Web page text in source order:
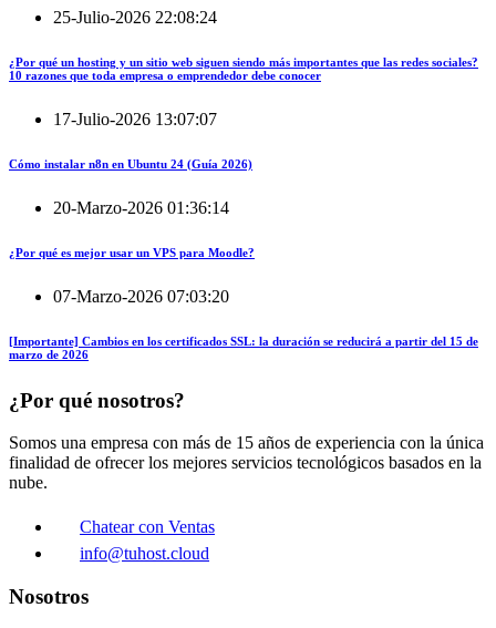
25-Julio-2026 22:08:24
¿Por qué un hosting y un sitio web siguen siendo más importantes que las redes sociales?
10 razones que toda empresa o emprendedor debe conocer
17-Julio-2026 13:07:07
Cómo instalar n8n en Ubuntu 24 (Guía 2026)
20-Marzo-2026 01:36:14
¿Por qué es mejor usar un VPS para Moodle?
07-Marzo-2026 07:03:20
[Importante] Cambios en los certificados SSL: la duración se reducirá a partir del 15 de
marzo de 2026
¿Por qué nosotros?
Somos una empresa con más de 15 años de experiencia con la única
finalidad de ofrecer los mejores servicios tecnológicos basados en la
nube.
Chatear con Ventas
info@tuhost.cloud
Nosotros